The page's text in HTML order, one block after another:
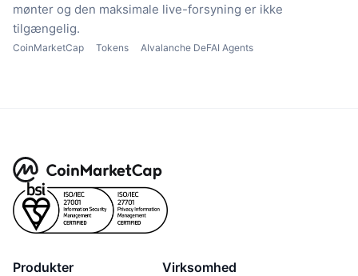
mønter og den maksimale live-forsyning er ikke
tilgængelig.
CoinMarketCap Tokens AIvalanche DeFAI Agents
Produkter Virksomhed